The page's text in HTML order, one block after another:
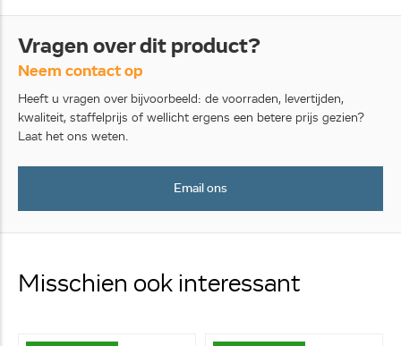
Vragen over dit product?
Neem contact op
Heeft u vragen over bijvoorbeeld: de voorraden, levertijden,
kwaliteit, staffelprijs of wellicht ergens een betere prijs gezien?
Laat het ons weten.
Email ons
Misschien ook interessant